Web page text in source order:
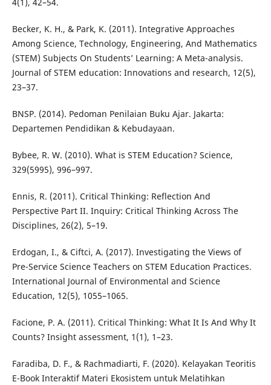
Becker, K. H., & Park, K. (2011). Integrative Approaches
Among Science, Technology, Engineering, And Mathematics
(STEM) Subjects On Students’ Learning: A Meta-analysis.
Journal of STEM education: Innovations and research, 12(5),
23–37.
BNSP. (2014). Pedoman Penilaian Buku Ajar. Jakarta:
Departemen Pendidikan & Kebudayaan.
Bybee, R. W. (2010). What is STEM Education? Science,
329(5995), 996–997.
Ennis, R. (2011). Critical Thinking: Reflection And
Perspective Part II. Inquiry: Critical Thinking Across The
Disciplines, 26(2), 5–19.
Erdogan, I., & Ciftci, A. (2017). Investigating the Views of
Pre-Service Science Teachers on STEM Education Practices.
International Journal of Environmental and Science
Education, 12(5), 1055–1065.
Facione, P. A. (2011). Critical Thinking: What It Is And Why It
Counts? Insight assessment, 1(1), 1–23.
Faradiba, D. F., & Rachmadiarti, F. (2020). Kelayakan Teoritis
E-Book Interaktif Materi Ekosistem untuk Melatihkan